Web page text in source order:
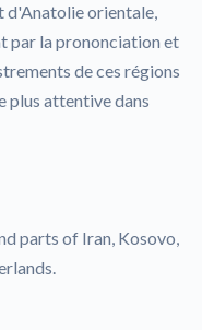
d'Anatolie orientale,
par la prononciation et
de ces régions
plus attentive dans
parts of Iran, Kosovo,